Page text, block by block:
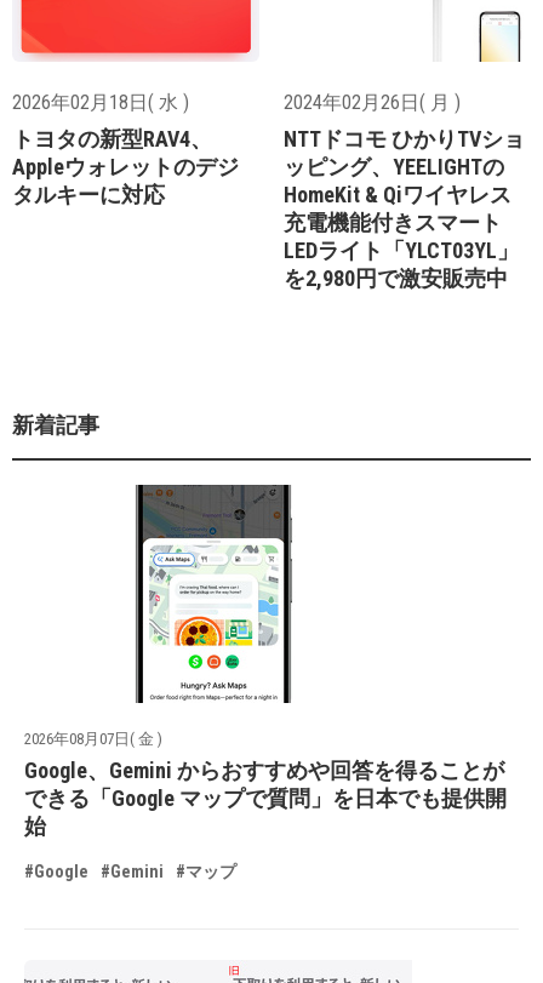
2026年02月18日( 水 )
トヨタの新型RAV4、
Appleウォレットのデジ
タルキーに対応
2024年02月26日( 月 )
NTTドコモ ひかりTVショ
ッピング、YEELIGHTの
HomeKit & Qiワイヤレス
充電機能付きスマート
LEDライト「YLCT03YL」
を2,980円で激安販売中
新着記事
2026年08月07日( 金 )
Google、Gemini からおすすめや回答を得ることが
できる「Google マップで質問」を日本でも提供開
始
#Google #Gemini #マップ